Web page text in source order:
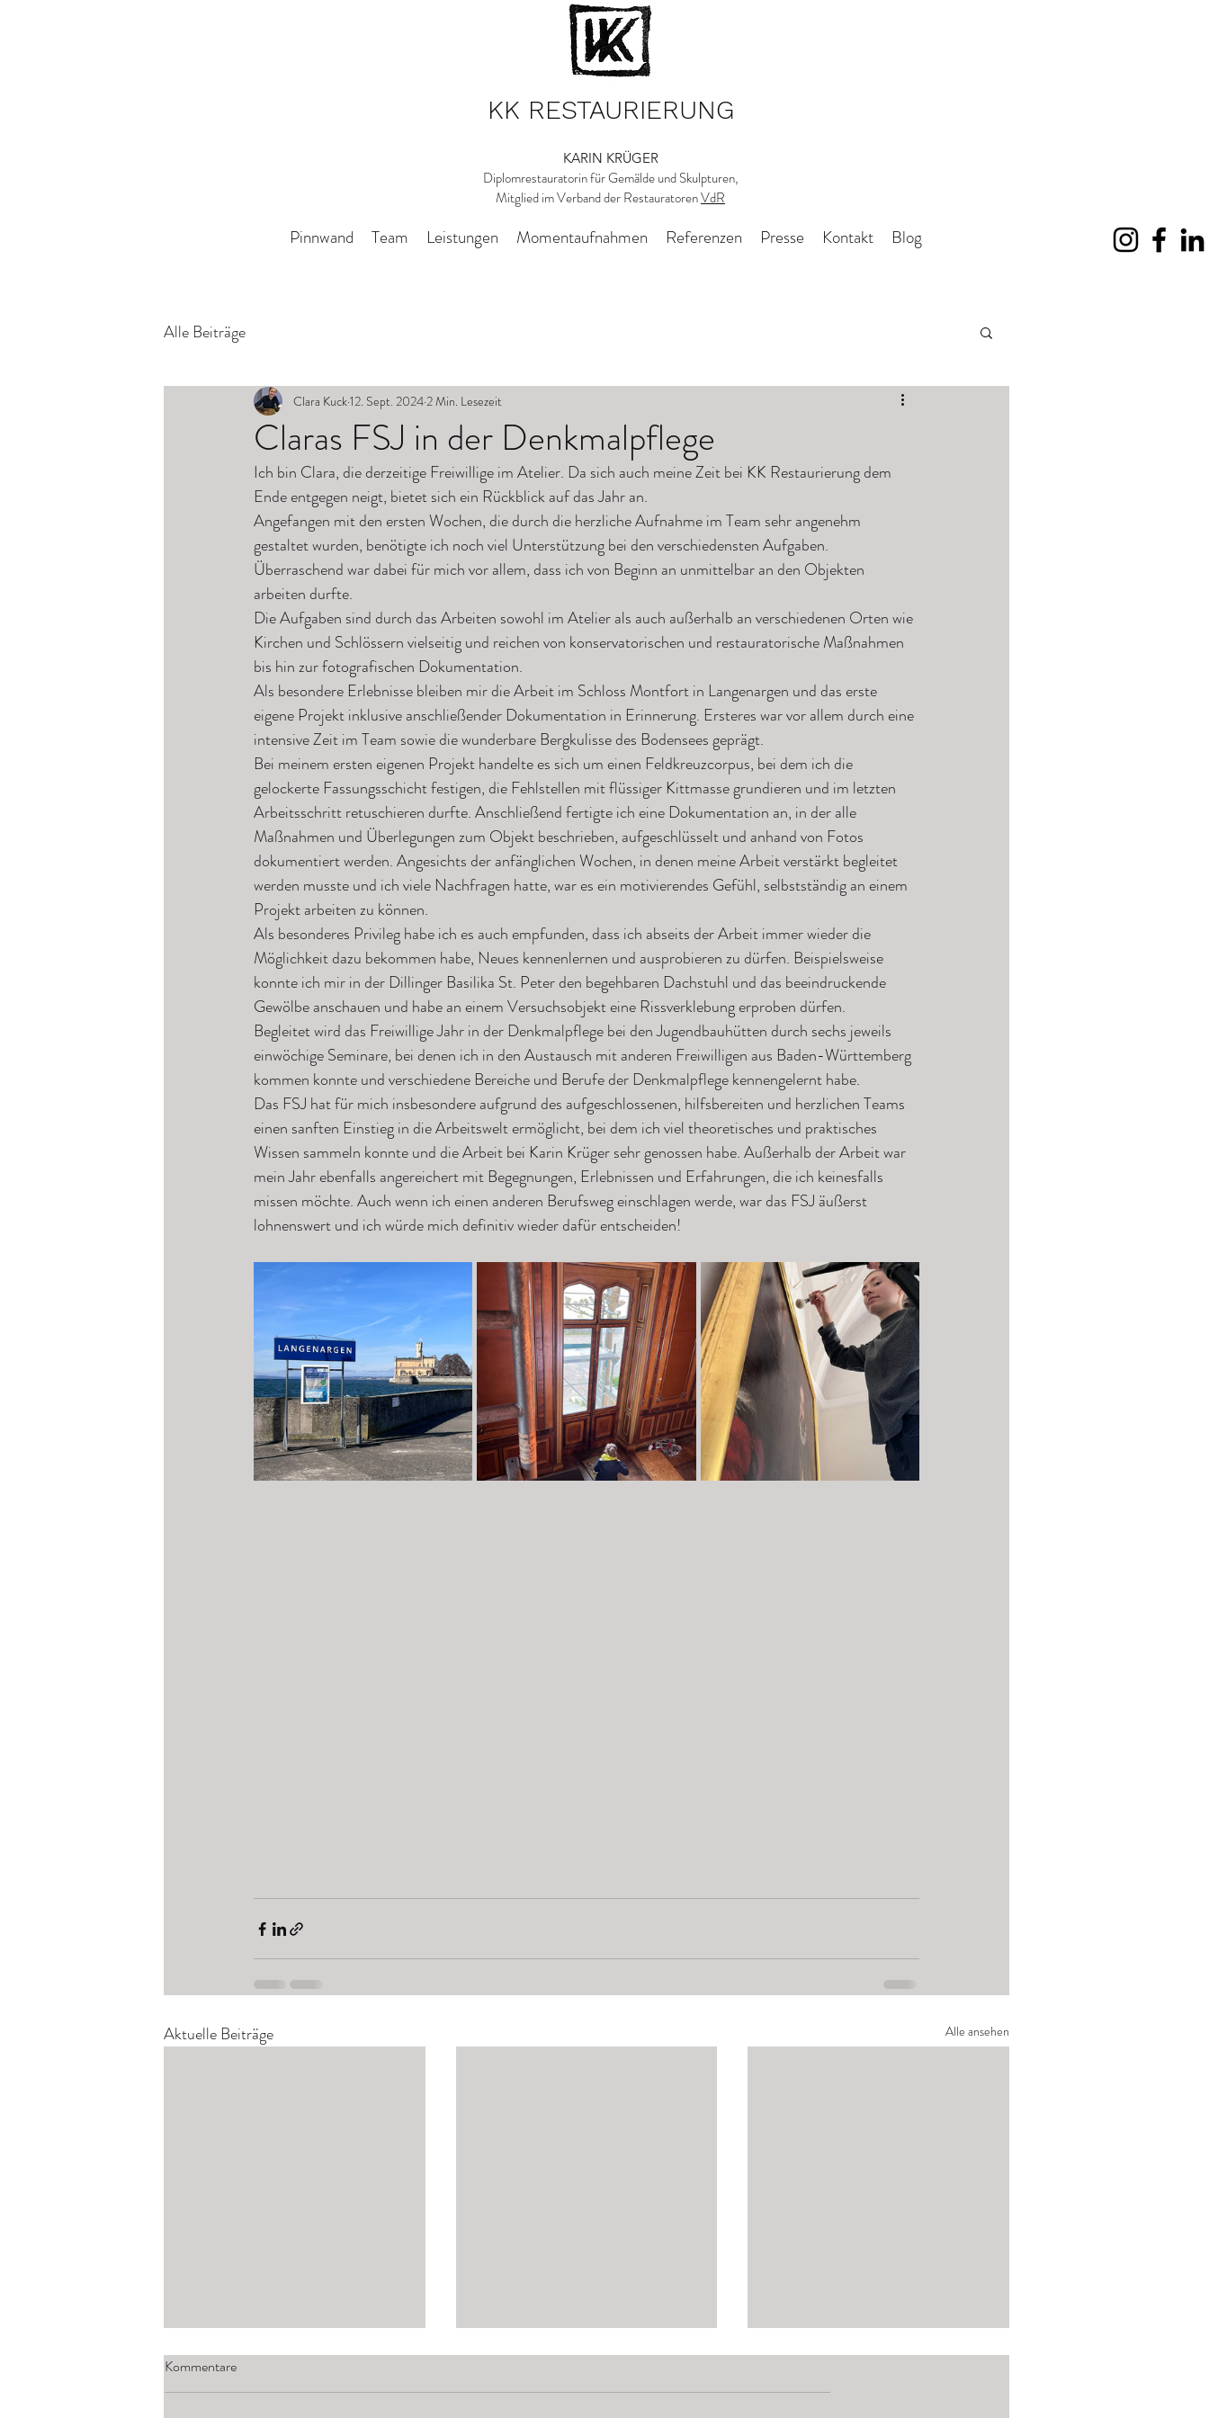
KK RESTAURIERUNG
KARIN KRÜGER
Diplomrestauratorin für Gemälde und Skulpturen,
Mitglied im Verband der RestauratorenVdR
Pinnwand Team Leistungen Momentaufnahmen Referenzen Presse Kontakt Blog
Alle Beiträge
Claras FSJ in der Denkmalpflege
Clara Kuck12. Sept. 2024 2 Min. Lesezeit
Ich bin Clara, die derzeitige Freiwillige im Atelier. Da sich auch meine Zeit bei KK Restaurierung dem
Ende entgegen neigt, bietet sich ein Rückblick auf das Jahr an.
Angefangen mit den ersten Wochen, die durch die herzliche Aufnahme im Team sehr angenehm
gestaltet wurden, benötigte ich noch viel Unterstützung bei den verschiedensten Aufgaben.
Überraschend war dabei für mich vor allem, dass ich von Beginn an unmittelbar an den Objekten
arbeiten durfte.
Die Aufgaben sind durch das Arbeiten sowohl im Atelier als auch außerhalb an verschiedenen Orten wie
Kirchen und Schlössern vielseitig und reichen von konservatorischen und restauratorische Maßnahmen
bis hin zur fotografischen Dokumentation.
Als besondere Erlebnisse bleiben mir die Arbeit im Schloss Montfort in Langenargen und das erste
eigene Projekt inklusive anschließender Dokumentation in Erinnerung. Ersteres war vor allem durch eine
intensive Zeit im Team sowie die wunderbare Bergkulisse des Bodensees geprägt.
Bei meinem ersten eigenen Projekt handelte es sich um einen Feldkreuzcorpus, bei dem ich die
gelockerte Fassungsschicht festigen, die Fehlstellen mit flüssiger Kittmasse grundieren und im letzten
Arbeitsschritt retuschieren durfte. Anschließend fertigte ich eine Dokumentation an, in der alle
Maßnahmen und Überlegungen zum Objekt beschrieben, aufgeschlüsselt und anhand von Fotos
dokumentiert werden. Angesichts der anfänglichen Wochen, in denen meine Arbeit verstärkt begleitet
werden musste und ich viele Nachfragen hatte, war es ein motivierendes Gefühl, selbstständig an einem
Projekt arbeiten zu können.
Als besonderes Privileg habe ich es auch empfunden, dass ich abseits der Arbeit immer wieder die
Möglichkeit dazu bekommen habe, Neues kennenlernen und ausprobieren zu dürfen. Beispielsweise
konnte ich mir in der Dillinger Basilika St. Peter den begehbaren Dachstuhl und das beeindruckende
Gewölbe anschauen und habe an einem Versuchsobjekt eine Rissverklebung erproben dürfen.
Begleitet wird das Freiwillige Jahr in der Denkmalpflege bei den Jugendbauhütten durch sechs jeweils
einwöchige Seminare, bei denen ich in den Austausch mit anderen Freiwilligen aus Baden-Württemberg
kommen konnte und verschiedene Bereiche und Berufe der Denkmalpflege kennengelernt habe.
Das FSJ hat für mich insbesondere aufgrund des aufgeschlossenen, hilfsbereiten und herzlichen Teams
einen sanften Einstieg in die Arbeitswelt ermöglicht, bei dem ich viel theoretisches und praktisches
Wissen sammeln konnte und die Arbeit bei Karin Krüger sehr genossen habe. Außerhalb der Arbeit war
mein Jahr ebenfalls angereichert mit Begegnungen, Erlebnissen und Erfahrungen, die ich keinesfalls
missen möchte. Auch wenn ich einen anderen Berufsweg einschlagen werde, war das FSJ äußerst
lohnenswert und ich würde mich definitiv wieder dafür entscheiden!
Aktuelle Beiträge Alle ansehen
Kommentare